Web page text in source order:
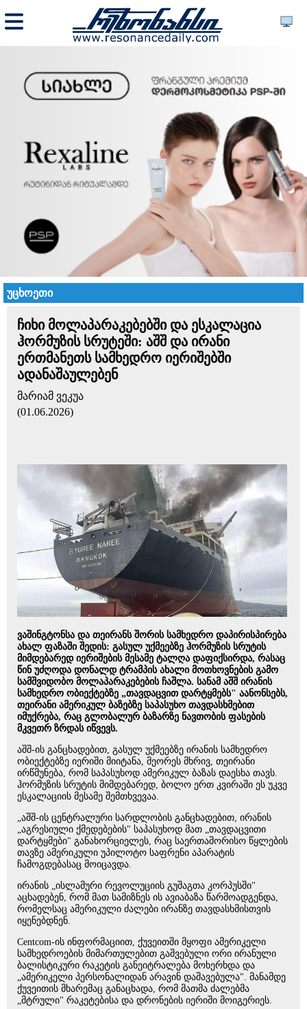
უცხოეთი
ჩიხი მოლაპარაკებებში და ესკალაცია
ჰორმუზის სრუტეში: აშშ და ირანი
ერთმანეთს სამხედრო იერიშებში
ადანაშაულებენ
მარიამ ვეკუა
(01.06.2026)
ვაშინგტონსა და თეირანს შორის სამხედრო დაპირისპირება
ახალ ფაზაში შედის: გასულ უქმეებზე ჰორმუზის სრუტის
მიმდებარედ იერიშების მესამე ტალღა დაფიქსირდა, რასაც
წინ უძღოდა დონალდ ტრამპის ახალი მოთხოვნების გამო
სამშვიდობო მოლაპარაკებების ჩაშლა. სანამ აშშ ირანის
სამხედრო ობიექტებზე „თავდაცვით დარტყმებს" აანონსებს,
თეირანი ამერიკულ ბაზებზე საპასუხო თავდასხმებით
იმუქრება, რაც გლობალურ ბაზარზე ნავთობის ფასების
მკვეთრ ზრდას იწვევს.
აშშ-ის განცხადებით, გასულ უქმეებზე ირანის სამხედრო
ობიექტებზე იერიში მიიტანა, მეორეს მხრივ, თეირანი
ირწმუნება, რომ საპასუხოდ ამერიკულ ბაზას დაესხა თავს.
ჰორმუზის სრუტის მიმდებარედ, ბოლო ერთ კვირაში ეს უკვე
ესკალაციის მესამე შემთხვევაა.
„აშშ-ის ცენტრალური სარდლობის განცხადებით, ირანის
„აგრესიული ქმედებების" საპასუხოდ მათ „თავდაცვითი
დარტყმები" განახორციელეს, რაც საერთაშორისო წყლების
თავზე ამერიკული უპილოტო საფრენი აპარატის
ჩამოგდებასაც მოიცავდა.
ირანის „ისლამური რევოლუციის გუშაგთა კორპუსში"
აცხადებენ, რომ მათ სამიზნეს ის ავიაბაზა წარმოადგენდა,
რომელსაც ამერიკული ძალები ირანზე თავდასხმისთვის
იყენებდნენ.
Centcom-ის ინფორმაციით, ქუვეითში მყოფი ამერიკელი
სამხედროების მიმართულებით გაშვებული ორი ირანული
ბალისტიკური რაკეტის განეიტრალება მოხერხდა და
„ამერიკელი პერსონალიდან არავინ დაშავებულა". მანამდე
ქუვეითის მხარემაც განაცხადა, რომ მათმა ძალებმა
„მტრული" რაკეტებისა და დრონების იერიში მოიგერიეს.